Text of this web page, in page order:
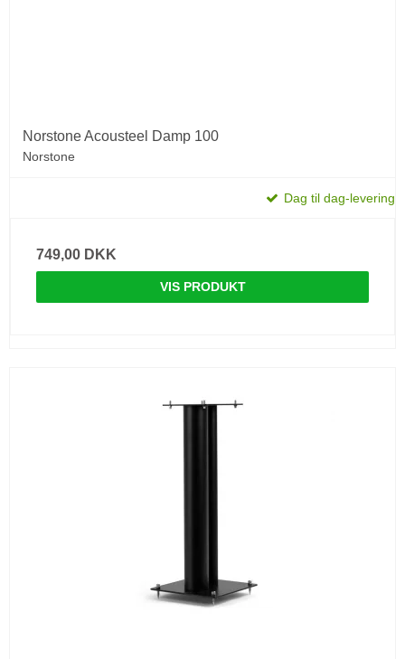
Norstone Acousteel Damp 100
Norstone
Dag til dag-levering
749,00 DKK
VIS PRODUKT